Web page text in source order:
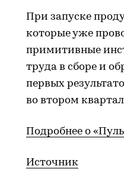
При запуске
которые уже
примитивные
труда в сборе и
первых
во втором
Подробнее о
Источник